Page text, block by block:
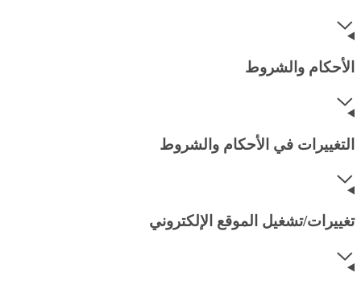
الأحكام والشروط
التغييرات في الأحكام والشروط
تغييرات/تشغيل الموقع الإلكتروني